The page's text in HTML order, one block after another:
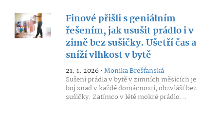
Finové přišli s geniálním
řešením, jak usušit prádlo i v
zimě bez sušičky. Ušetří čas a
sníží vlhkost v bytě
21. 1. 2026 •Monika Brešťanská
Sušení prádla v bytě v zimních měsících je
boj snad v každé domácnosti, obzvlášť bez
sušičky. Zatímco v létě mokré prádlo...